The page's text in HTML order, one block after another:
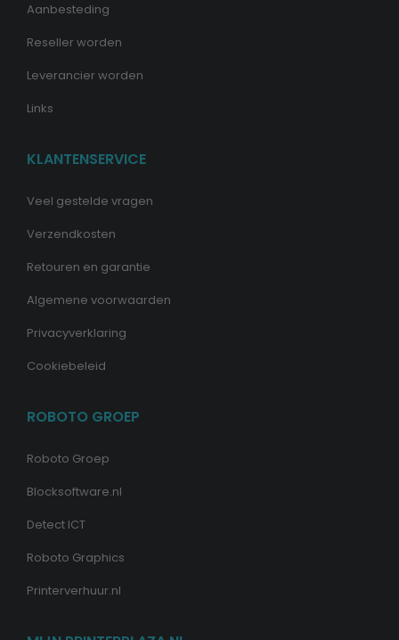
Aanbesteding
Reseller worden
Leverancier worden
Links
KLANTENSERVICE
Veel gestelde vragen
Verzendkosten
Retouren en garantie
Algemene voorwaarden
Privacyverklaring
Cookiebeleid
ROBOTO GROEP
Roboto Groep
Blocksoftware.nl
Detect ICT
Roboto Graphics
Printerverhuur.nl